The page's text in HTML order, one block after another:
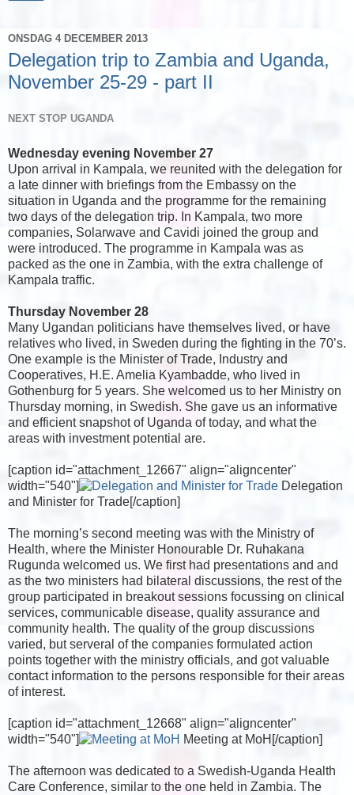
ONSDAG 4 DECEMBER 2013
Delegation trip to Zambia and Uganda,
November 25-29 - part II
NEXT STOP UGANDA
Wednesday evening November 27
Upon arrival in Kampala, we reunited with the delegation for
a late dinner with briefings from the Embassy on the
situation in Uganda and the programme for the remaining
two days of the delegation trip. In Kampala, two more
companies, Solarwave and Cavidi joined the group and
were introduced. The programme in Kampala was as
packed as the one in Zambia, with the extra challenge of
Kampala traffic.
Thursday November 28
Many Ugandan politicians have themselves lived, or have
relatives who lived, in Sweden during the fighting in the 70’s.
One example is the Minister of Trade, Industry and
Cooperatives, H.E. Amelia Kyambadde, who lived in
Gothenburg for 5 years. She welcomed us to her Ministry on
Thursday morning, in Swedish. She gave us an informative
and efficient snapshot of Uganda of today, and what the
areas with investment potential are.
[caption id="attachment_12667" align="aligncenter"
width="540"]
Delegation
and Minister for Trade[/caption]
The morning’s second meeting was with the Ministry of
Health, where the Minister Honourable Dr. Ruhakana
Rugunda welcomed us. We first had presentations and and
as the two ministers had bilateral discussions, the rest of the
group participated in breakout sessions focussing on clinical
services, communicable disease, quality assurance and
community health. The quality of the group discussions
varied, but serveral of the companies formulated action
points together with the ministry officials, and got valuable
contact information to the persons responsible for their areas
of interest.
[caption id="attachment_12668" align="aligncenter"
width="540"]
Meeting at MoH[/caption]
The afternoon was dedicated to a Swedish-Uganda Health
Care Conference, similar to the one held in Zambia. The